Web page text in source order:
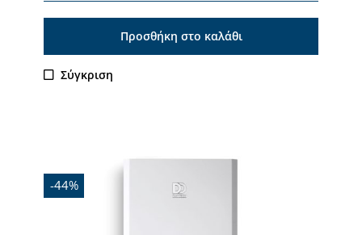
Προσθήκη στο καλάθι
Σύγκριση
-44%